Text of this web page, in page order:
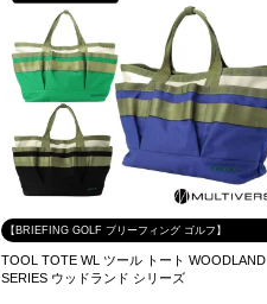
【BRIEFING GOLF ブリーフィング ゴルフ】
TOOL TOTE WL ツール トート WOODLAND
SERIES ウッドランド シリーズ